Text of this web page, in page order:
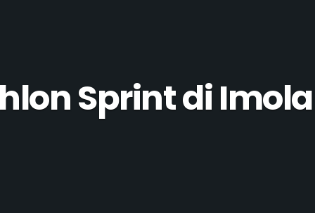
Sprint di